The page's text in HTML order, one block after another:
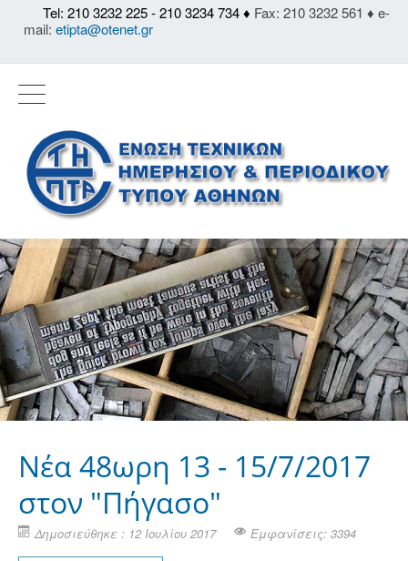
Tel: 210 3232 225 - 210 3234 734 ♦ Fax: 210 3232 561 ♦ e-
mail: etipta@otenet.gr
Νέα 48ωρη 13 - 15/7/2017
στον "Πήγασο"
Δημοσιεύθηκε : 12 Ιουλίου 2017 Εμφανίσεις: 3394